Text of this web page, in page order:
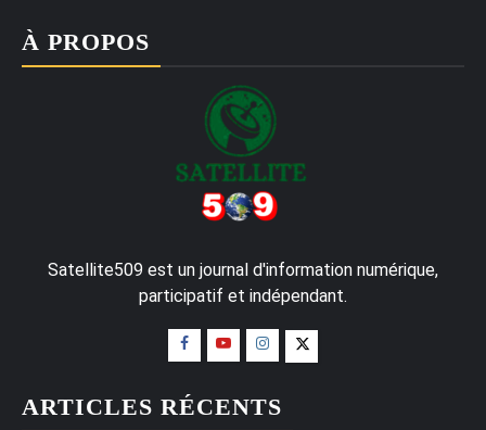
À PROPOS
Satellite509 est un journal d'information numérique,
participatif et indépendant.
ARTICLES RÉCENTS